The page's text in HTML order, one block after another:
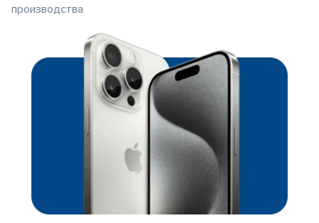
производства